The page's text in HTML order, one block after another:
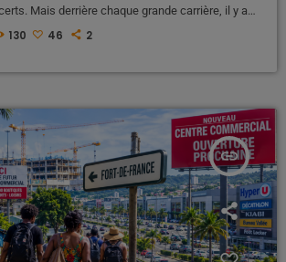
Mais derrière chaque grande carrière, il y a
l'ombre. Un homme qui a cru avant tout le
130 46 2
insert_link